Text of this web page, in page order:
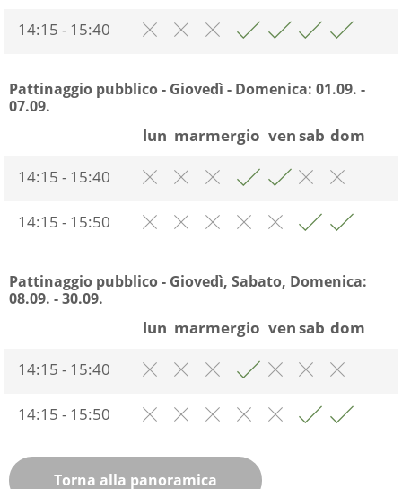
14:15 - 15:40
Pattinaggio pubblico - Giovedì - Domenica: 01.09. -
07.09.
lun marmergio vensab dom
14:15 - 15:40
14:15 - 15:50
Pattinaggio pubblico - Giovedì, Sabato, Domenica:
08.09. - 30.09.
lun marmergio vensab dom
14:15 - 15:40
14:15 - 15:50
Torna alla panoramica